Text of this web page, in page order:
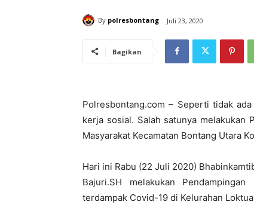
By polresbontang Juli 23, 2020
Bagikan
Polresbontang.com – Seperti tidak
kerja sosial. Salah satunya melakukan
Masyarakat Kecamatan Bontang Utara
Hari ini Rabu (22 Juli 2020)
Bajuri.SH melakukan
terdampak Covid-19 di Kelurahan